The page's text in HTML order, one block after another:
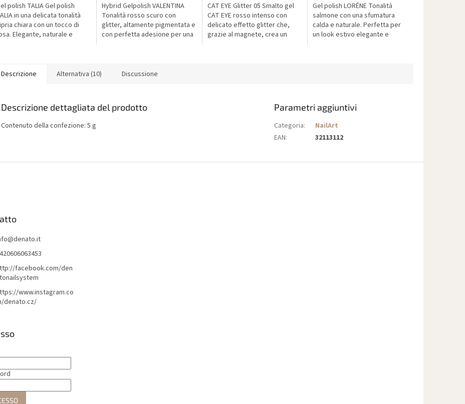
polish TALIA Gel polish
in una delicata tonalità
chiara con un tocco di
Elegante, naturale e
Hybrid Gelpolish VALENTINA
Tonalità rosso scuro con
glitter, altamente pigmentata e
con perfetta adesione per una
CAT EYE Glitter 05 Smalto gel
CAT EYE rosso intenso con
delicato effetto glitter che,
grazie al magnete, crea un
Gel polish LORÉNE Tonalità
salmone con una sfumatura
calda e naturale. Perfetta per
un look estivo elegante e
Descrizione Alternativa (10) Discussione
Descrizione dettagliata del prodotto
Contenuto della confezione: 5 g
Parametri aggiuntivi
Categoria:
NailArt
EAN: 32113112
@denato.it
facebook.com/den
www.instagram.co
denato.cz/